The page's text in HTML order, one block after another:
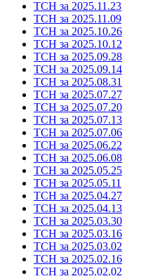
ТСН за 2025.11.23
ТСН за 2025.11.09
ТСН за 2025.10.26
ТСН за 2025.10.12
ТСН за 2025.09.28
ТСН за 2025.09.14
ТСН за 2025.08.31
ТСН за 2025.07.27
ТСН за 2025.07.20
ТСН за 2025.07.13
ТСН за 2025.07.06
ТСН за 2025.06.22
ТСН за 2025.06.08
ТСН за 2025.05.25
ТСН за 2025.05.11
ТСН за 2025.04.27
ТСН за 2025.04.13
ТСН за 2025.03.30
ТСН за 2025.03.16
ТСН за 2025.03.02
ТСН за 2025.02.16
ТСН за 2025.02.02